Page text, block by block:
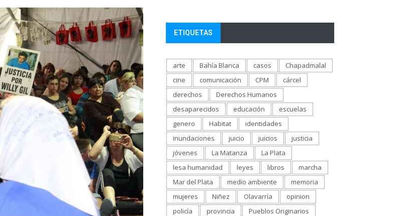
ETIQUETAS
arte Bahía Blanca casos
Chapadmalal
cine
comunicación CPM
cárcel
derechos
Derechos Humanos
desaparecidos
educación
escuelas
genero
Habitat
identidades
inundaciones
juicio juicios
justicia
jóvenes
La Matanza
La Plata
lesa humanidad
leyes libros
marcha
Mar del Plata
medio ambiente
memoria
mujeres
Niñez Olavarría
opinion
policía
provincia
Pueblos Originarios